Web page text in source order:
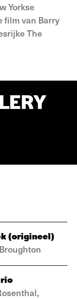
Yorkse
film van Barry
The
(origineel)